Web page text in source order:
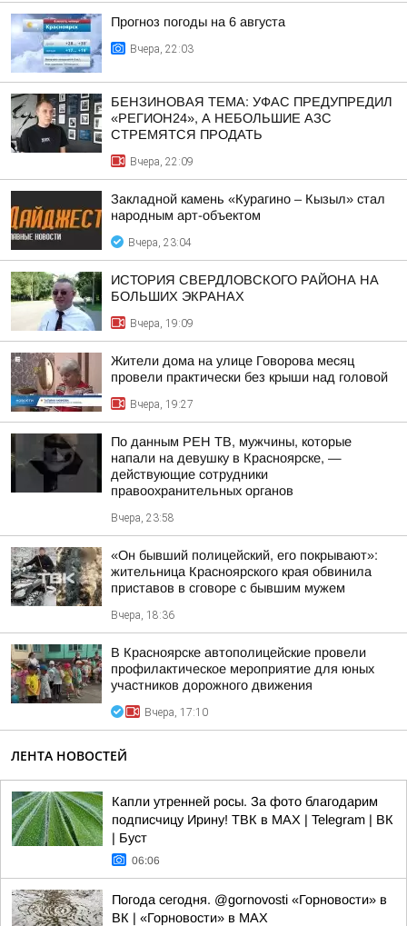
Прогноз погоды на 6 августа
Вчера, 22:03
БЕНЗИНОВАЯ ТЕМА: УФАС ПРЕДУПРЕДИЛ
«РЕГИОН24», А НЕБОЛЬШИЕ АЗС
СТРЕМЯТСЯ ПРОДАТЬ
Вчера, 22:09
Закладной камень «Курагино – Кызыл» стал
народным арт-объектом
Вчера, 23:04
ИСТОРИЯ СВЕРДЛОВСКОГО РАЙОНА НА
БОЛЬШИХ ЭКРАНАХ
Вчера, 19:09
Жители дома на улице Говорова месяц
провели практически без крыши над головой
Вчера, 19:27
По данным РЕН ТВ, мужчины, которые
напали на девушку в Красноярске, —
действующие сотрудники
правоохранительных органов
Вчера, 23:58
«Он бывший полицейский, его покрывают»:
жительница Красноярского края обвинила
приставов в сговоре с бывшим мужем
Вчера, 18:36
В Красноярске автополицейские провели
профилактическое мероприятие для юных
участников дорожного движения
Вчера, 17:10
ЛЕНТА НОВОСТЕЙ
Капли утренней росы. За фото благодарим
подписчицу Ирину! ТВК в MAX | Telegram | ВК
| Буст
06:06
Погода сегодня. @gornovosti «Горновости» в
ВК | «Горновости» в МАХ